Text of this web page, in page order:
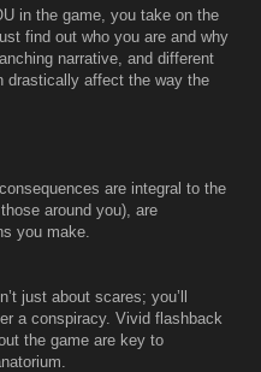
in the game, you take on the
find out who you are and why
narrative, and different
drastically affect the way the
are integral to the
around you), are
you make.
just about scares; you’ll
a conspiracy. Vivid flashback
the game are key to